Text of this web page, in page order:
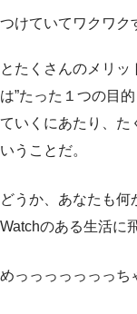
つけていてワクワク
とたくさんのメリッ
は”たった１つの目
ていくにあたり、た
いうことだ。
どうか、あなたも
Watchのある生活に
めっっっっっっっち